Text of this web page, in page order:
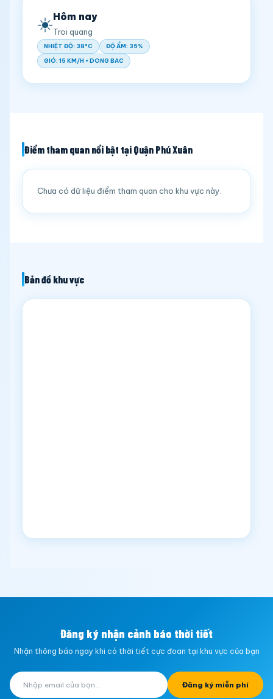
☀️Hôm nay
Troi quang
NHIỆT ĐỘ: 38°C ĐỘ ẨM: 35%
GIÓ: 15 KM/H • DONG BAC
Điểm tham quan nổi bật tại Quận Phú Xuân
Chưa có dữ liệu điểm tham quan cho khu vực này.
Bản đồ khu vực
Đăng ký nhận cảnh báo thời tiết
Nhận thông báo ngay khi có thời tiết cực đoan tại khu vực của bạn
Đăng ký miễn phí